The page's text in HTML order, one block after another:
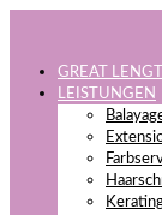
GREAT
LEISTUNGEN